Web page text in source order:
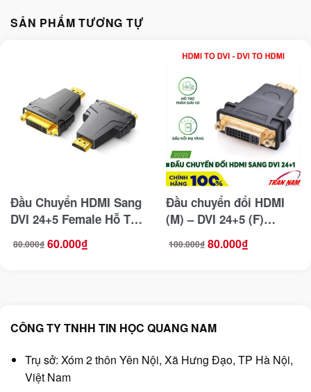
SẢN PHẨM TƯƠNG TỰ
Đầu Chuyển HDMI Sang
DVI 24+5 Female Hỗ Trợ
2 Chiều Jasoz T-G155
80.000₫
Giá
gốc 60.000₫
Giá
hiện
Đầu chuyển đổi HDMI
(M) – DVI 24+5 (F)
Ugreen 20123
100.000₫
Giá
gốc 80.000₫
Giá
hiện
CÔNG TY TNHH TIN HỌC QUANG NAM
Trụ sở: Xóm 2 thôn Yên Nội, Xã Hưng Đạo, TP Hà Nội,
Việt Nam